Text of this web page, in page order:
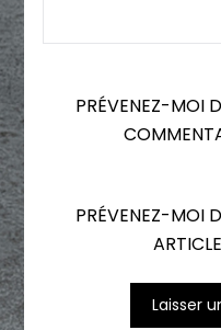
PRÉVENEZ-MOI
PRÉVENEZ-MOI